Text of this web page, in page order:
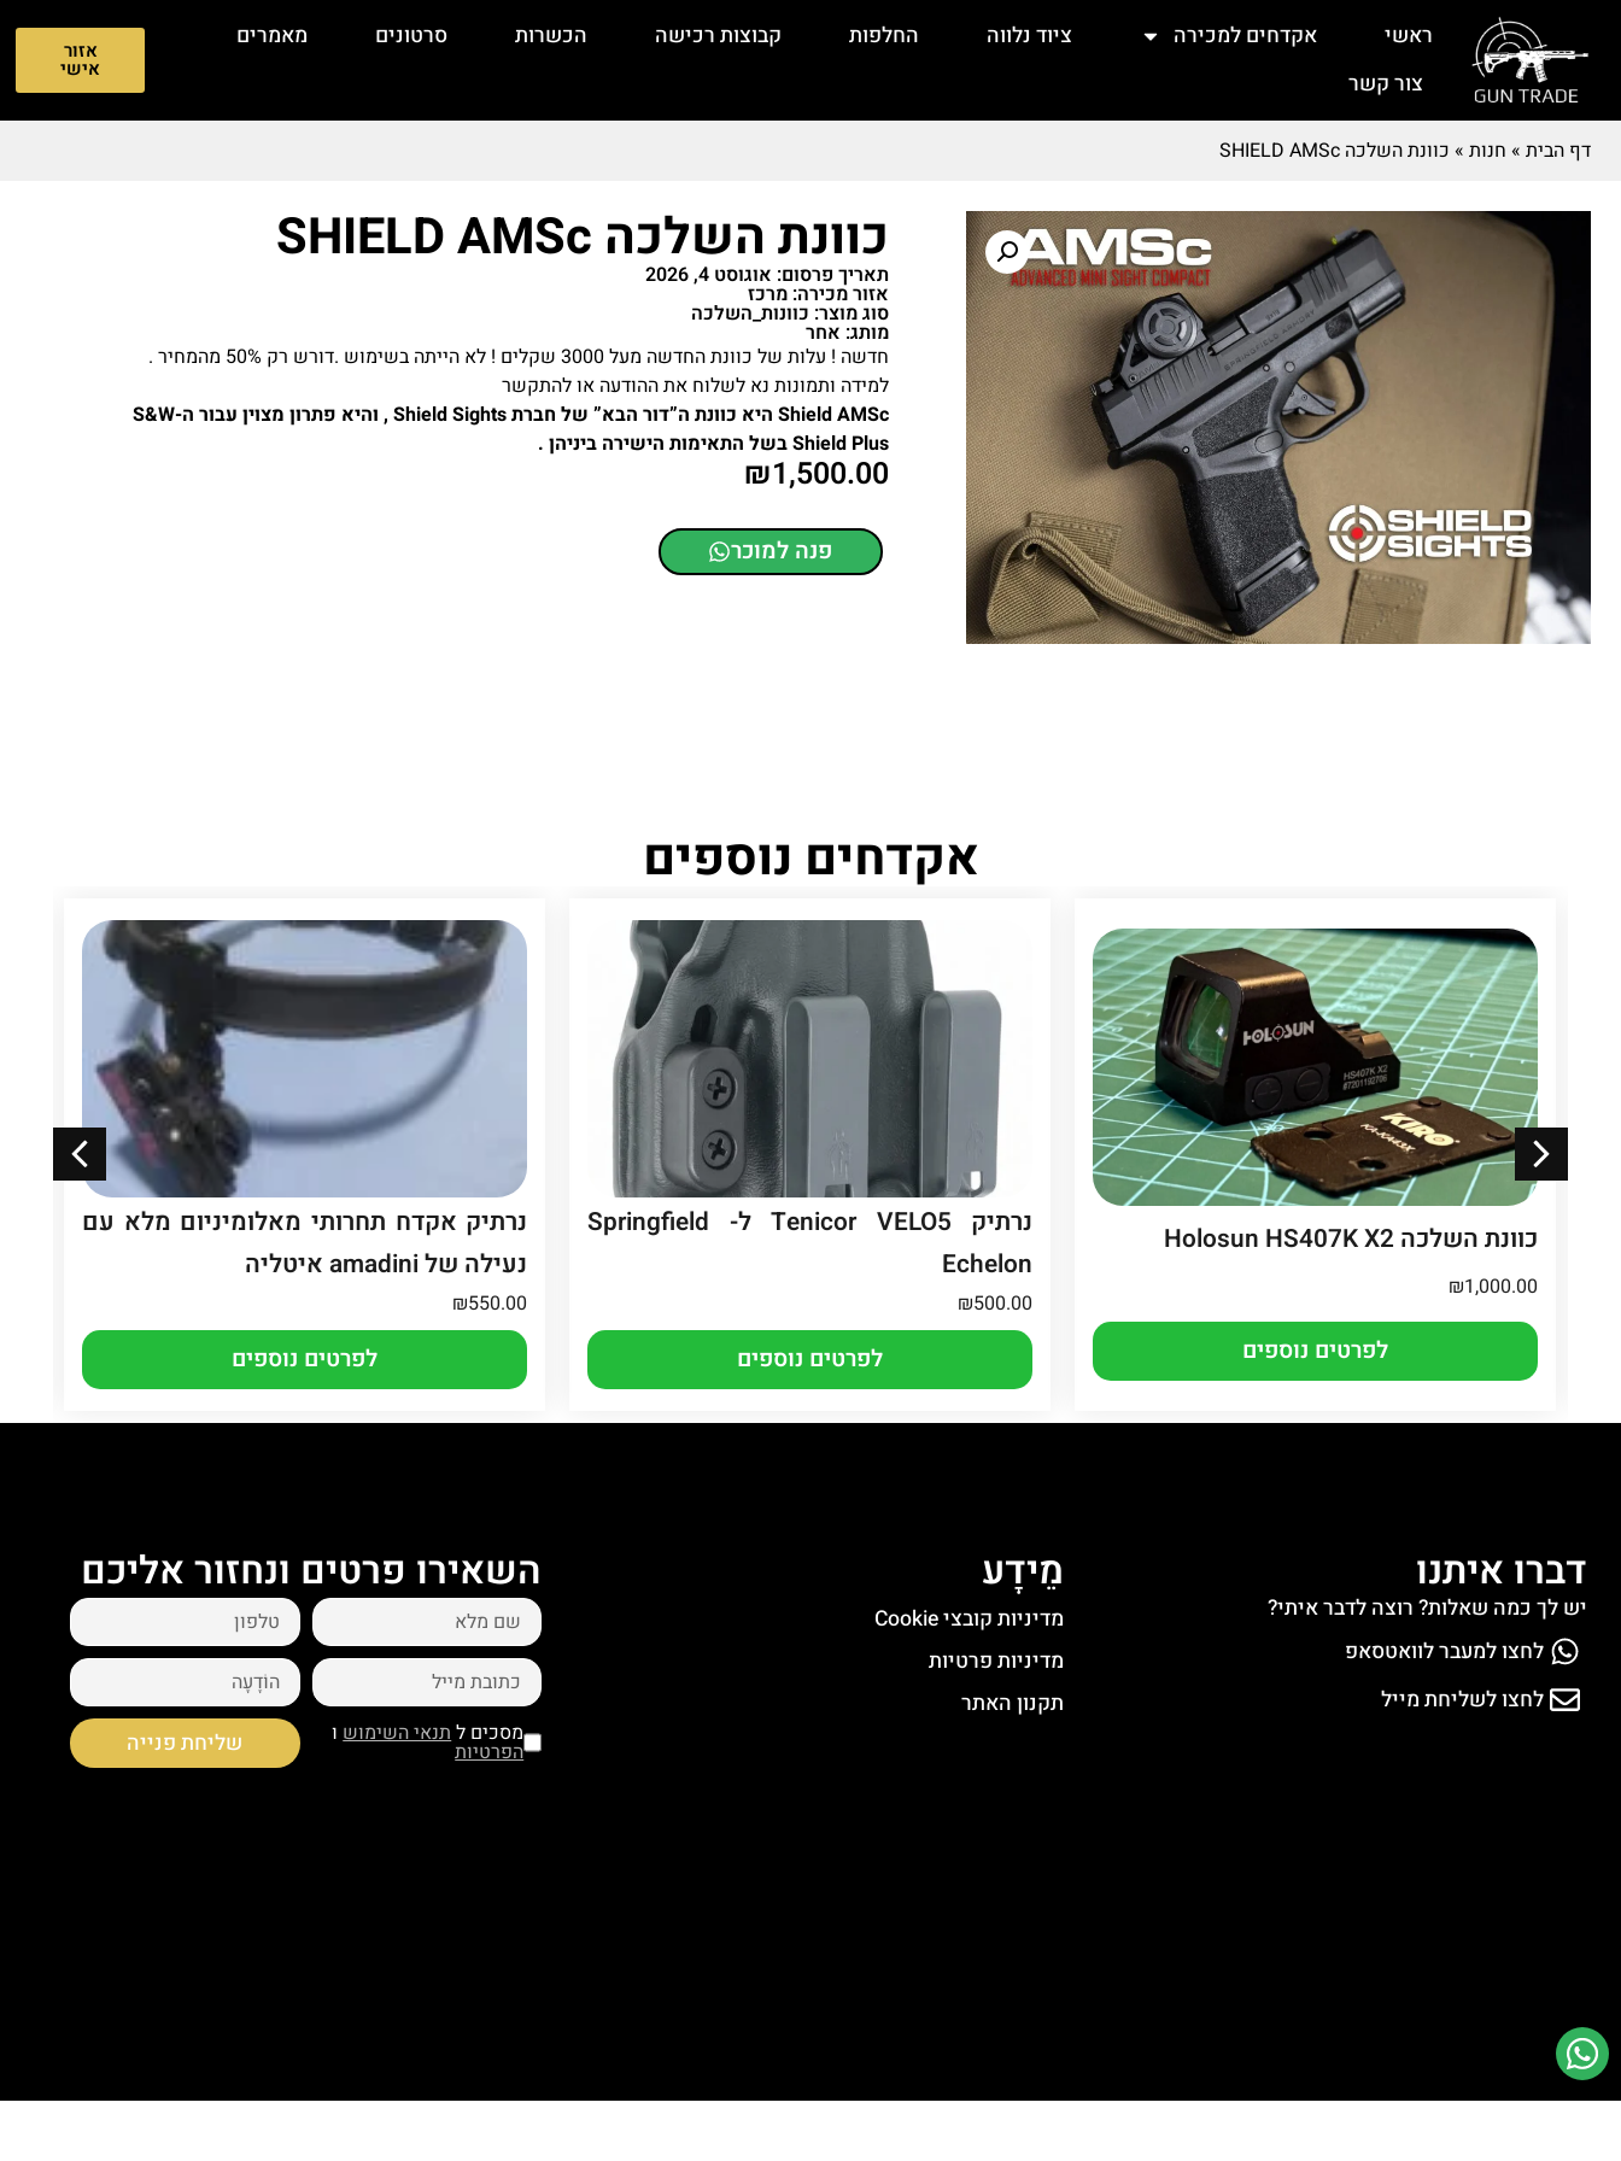
ראשי אקדחים למכירה ציוד נלווה החלפות קבוצות רכישה הכשרות סרטונים
מאמרים
צור קשר
אזור
אישי
דף הבית » חנות » כוונת השלכה SHIELD AMSc
כוונת השלכה SHIELD AMSc
תאריך פרסום: אוגוסט 4, 2026
אזור מכירה: מרכז
סוג מוצר: כוונות_השלכה
מותג: אחר
חדשה ! עלות של כוונת החדשה מעל 3000 שקלים ! לא הייתה בשימוש .דורש רק 50% מהמחיר .
למידה ותמונות נא לשלוח את ההודעה או להתקשר
Shield AMSc היא כוונת ה”דור הבא” של חברת Shield Sights , והיא פתרון מצוין עבור ה-S&W
Shield Plus בשל התאימות הישירה ביניהן .
₪1,500.00
פנה למוכר
אקדחים נוספים
כוונת השלכה Holosun HS407K X2
₪1,000.00
לפרטים נוספים
נרתיק Tenicor VELO5 ל- Springfield
Echelon
₪500.00
לפרטים נוספים
נרתיק אקדח תחרותי מאלומיניום מלא עם
נעילה של amadini איטליה
₪550.00
לפרטים נוספים
השאירו פרטים ונחזור אליכם
מסכים לתנאי השימושו
הפרטיות שליחת פנייה
מֵידָע
מדיניות קובצי Cookie
מדיניות פרטיות
תקנון האתר
דברו איתנו
יש לך כמה שאלות? רוצה לדבר איתי?
לחצו למעבר לוואטסאפ
לחצו לשליחת מייל